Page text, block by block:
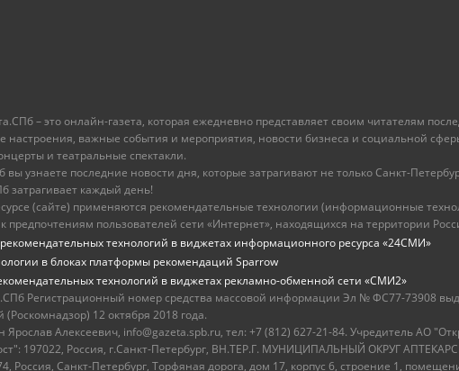
– это онлайн-газета, которая ежедневно представляет своим читателям
настроения, важные события и мероприятия, новости бизнеса и социальной
и театральные спектакли.
вы узнаете последние новости дня, которые затрагивают не только Санкт-
затрагивает каждый день!
(сайте) применяются рекомендательные технологии (информационные
предпочтениям пользователей сети «Интернет», находящихся на территории
технологий в виджетах информационного ресурса «24СМИ»
в блоках платформы рекомендаций Sparrow
технологий в виджетах рекламно-обменной сети «СМИ2»
Регистрационный номер средства массовой информации Эл № ФС77-73908
12 октября 2018 года.
Ярослав Алексеевич, info@gazeta.spb.ru, тел: +7 (812) 627-21-84. Учредитель АО
197022, Россия, г.Санкт-Петербург, ВН.ТЕР.Г. МУНИЦИПАЛЬНЫЙ ОКРУГ
Россия, Санкт-Петербург, Торфяная дорога, дом 17, корпус 6, строение 1,